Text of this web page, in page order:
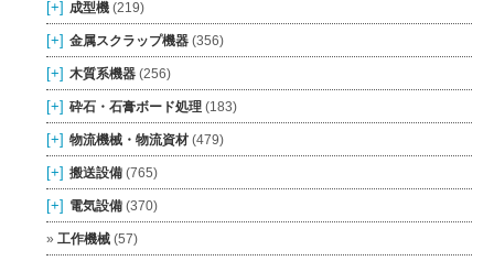
[+] 成型機 (219)
[+] 金属スクラップ機器 (356)
[+] 木質系機器 (256)
[+] 砕石・石膏ボード処理 (183)
[+] 物流機械・物流資材 (479)
[+] 搬送設備 (765)
[+] 電気設備 (370)
工作機械 (57)